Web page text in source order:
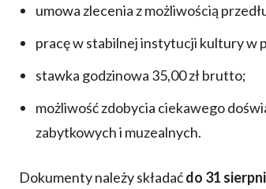
umowa zlecenia z możliwością
pracę w stabilnej instytucji kultury w
stawka godzinowa 35,00 zł brutto;
możliwość zdobycia ciekawego
zabytkowych i muzealnych.
Dokumenty należy składaćdo 31